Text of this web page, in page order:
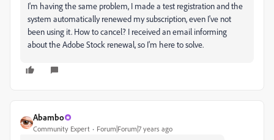
I'm having the same problem, I made a test registration and the
system automatically renewed my subscription, even I've not
been using it. How to cancel? I received an email informing
about the Adobe Stock renewal, so I'm here to solve.
Abambo
Community Expert Forum|Forum|7 years ago